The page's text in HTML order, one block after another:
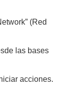
(Red
las bases
acciones.